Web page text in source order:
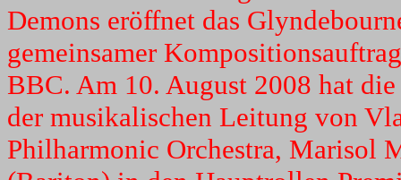
Demons eröffnet das
gemeinsamer
BBC. Am 10. August 2008 hat
der musikalischen Leitung von
Philharmonic Orchestra, Marisol